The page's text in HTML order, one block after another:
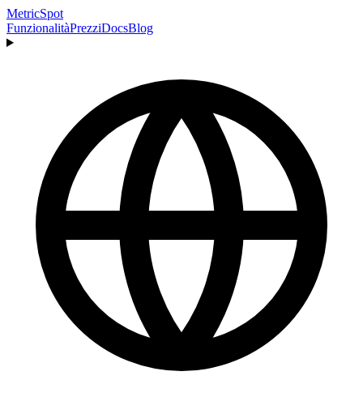
MetricSpot
FunzionalitàPrezziDocsBlog